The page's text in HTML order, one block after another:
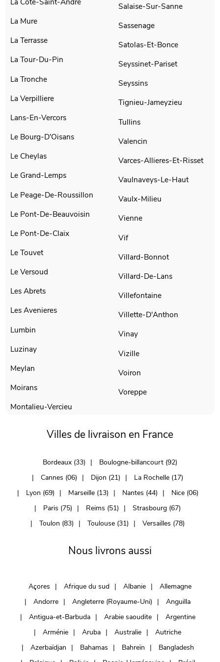
La Mure
La Terrasse
La Tour-Du-Pin
La Tronche
La Verpilliere
Lans-En-Vercors
Le Bourg-D'Oisans
Le Cheylas
Le Grand-Lemps
Le Peage-De-Roussillon
Le Pont-De-Beauvoisin
Le Pont-De-Claix
Le Touvet
Le Versoud
Les Abrets
Les Avenieres
Lumbin
Luzinay
Meylan
Moirans
Montalieu-Vercieu
Salaise-Sur-Sanne
Sassenage
Satolas-Et-Bonce
Seyssinet-Pariset
Seyssins
Tignieu-Jameyzieu
Tullins
Valencin
Varces-Allieres-Et-Risset
Vaulnaveys-Le-Haut
Vaulx-Milieu
Vienne
Vif
Villard-Bonnot
Villard-De-Lans
Villefontaine
Villette-D'Anthon
Vinay
Vizille
Voiron
Voreppe
Villes de livraison en France
Bordeaux (33)
Boulogne-billancourt (92)
Cannes (06)
Dijon (21)
La Rochelle (17)
Lyon (69)
Marseille (13) Nantes (44)
Nice (06)
Paris (75)
Reims (51)
Strasbourg (67)
Toulon (83)
Toulouse (31) Versailles (78)
Nous livrons aussi
Açores Afrique du sud Albanie
Allemagne
Andorre
Angleterre (Royaume-Uni)
Anguilla
Antigua-et-Barbuda
Arabie saoudite
Argentine
Arménie
Aruba Australie
Autriche
Azerbaïdjan
Bahamas Bahreïn
Bangladesh